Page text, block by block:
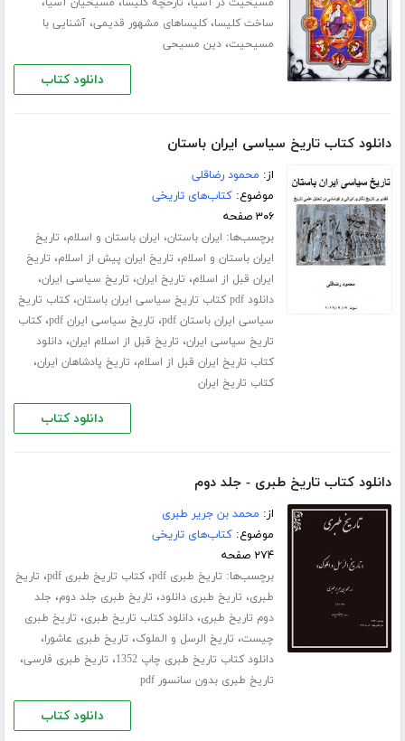
مسیحیت در آسیا
تارخچه کلیسا مسیحیان آسیا
ساخت کلیسا،کلیساهای مشهور قدیمی،آشنایی با
مسیحیت،دین مسیحی
دانلود کتاب
دانلود کتاب تاریخ سیاسی ایران باستان
از: محمود رضاقلی
موضوع:کتاب‌های تاریخی
۳۰۶ صفحه
برچسب‌ها: ایران باستان، ایران باستان و اسلام، تاریخ
ایران باستان و اسلام، تاریخ ایران پیش از اسلام، تاریخ
ایران قبل از اسلام، تاریخ ایران، تاریخ سیاسی ایران،
دانلود pdf کتاب تاریخ سیاسی ایران باستان ،کتاب تاریخ
سیاسی ایران باستان pdf
، تاریخ سیاسی ایران pdf ،کتاب
تاریخ سیاسی ایران، تاریخ قبل از اسلام ایران،دانلود
کتاب تاریخ ایران قبل از اسلام، تاریخ پادشاهان ایران،
کتاب تاریخ ایران
دانلود کتاب
دانلود کتاب تاریخ طبری - جلد دوم
از: محمد بن جریر طبری
موضوع:کتاب‌های تاریخی
۲۷۴ صفحه
برچسب‌ها: تاریخ طبری pdf ،کتاب تاریخ طبری pdf ، تاریخ
طبری، تاریخ طبری دانلود، تاریخ طبری جلد دوم، جلد
دوم تاریخ طبری،دانلود کتاب تاریخ طبری، تاریخ طبری
چیست، تاریخ الرسل و الملوک، تاریخ طبری عاشورا،
دانلود کتاب تاریخ طبری چاپ 1352 ، تاریخ طبری فارسی،
تاریخ طبری بدون سانسور pdf
دانلود کتاب